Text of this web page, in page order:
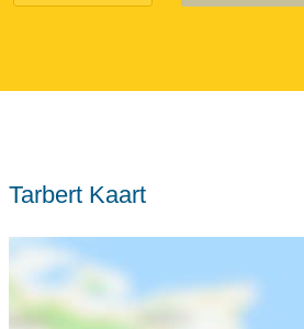
Tarbert Kaart